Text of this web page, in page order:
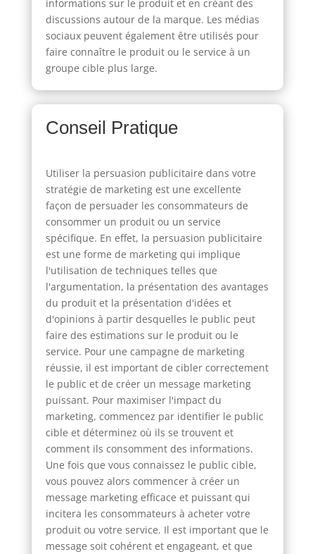
informations sur le produit et en créant des
discussions autour de la marque. Les médias
sociaux peuvent également être utilisés pour
faire connaître le produit ou le service à un
groupe cible plus large.
Conseil Pratique
Utiliser la persuasion publicitaire dans votre
stratégie de marketing est une excellente
façon de persuader les consommateurs de
consommer un produit ou un service
spécifique. En effet, la persuasion publicitaire
est une forme de marketing qui implique
l'utilisation de techniques telles que
l'argumentation, la présentation des avantages
du produit et la présentation d'idées et
d'opinions à partir desquelles le public peut
faire des estimations sur le produit ou le
service. Pour une campagne de marketing
réussie, il est important de cibler correctement
le public et de créer un message marketing
puissant. Pour maximiser l'impact du
marketing, commencez par identifier le public
cible et déterminez où ils se trouvent et
comment ils consomment des informations.
Une fois que vous connaissez le public cible,
vous pouvez alors commencer à créer un
message marketing efficace et puissant qui
incitera les consommateurs à acheter votre
produit ou votre service. Il est important que le
message soit cohérent et engageant, et que